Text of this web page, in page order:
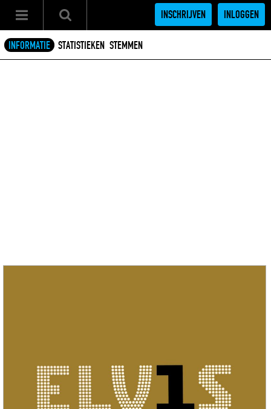
INSCHRIJVEN INLOGGEN
INFORMATIE STATISTIEKEN STEMMEN